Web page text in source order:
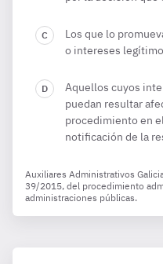
Los que lo
o intereses
Aquellos cuyos
puedan resultar
procedimiento en
notificación de la
Auxiliares Administrativos
39/2015, del procedimiento
administraciones públicas.